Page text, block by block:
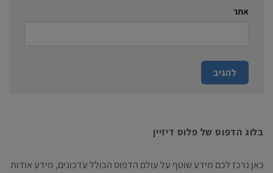
אתר
בלוג הדפוס של פלוס דיזיין
כאן נרכז לכם מידע שוטף על עולם הדפוס הכולל עדכונים, מידע אודות